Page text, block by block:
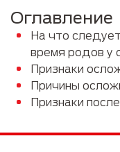
Оглавление
На что
время родов у
Признаки
Причины
Признаки